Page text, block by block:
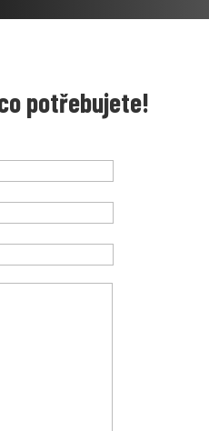
potřebujete!